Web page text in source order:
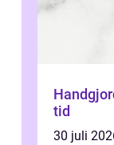
tid
30 juli